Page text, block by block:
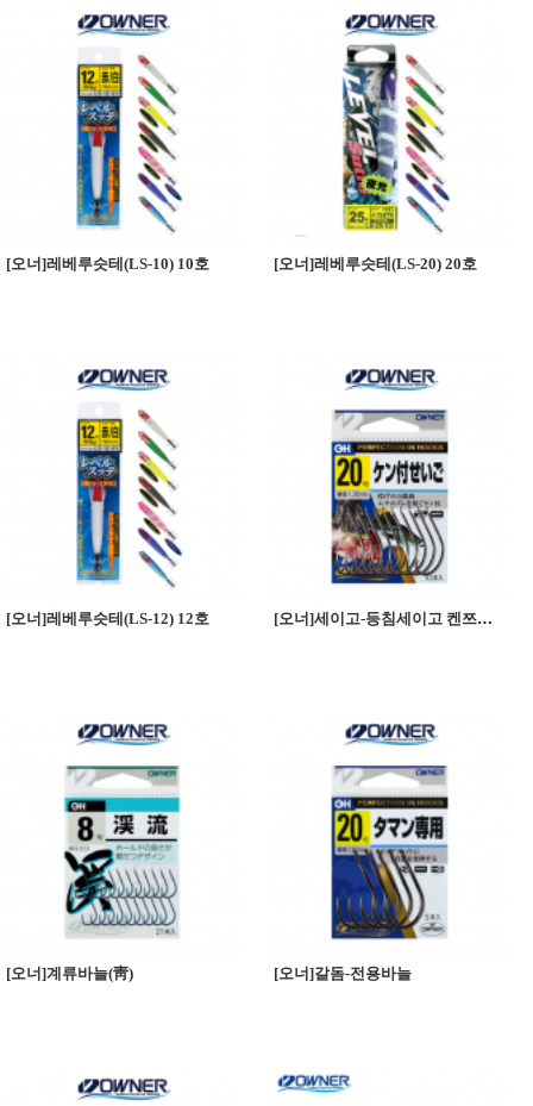
[오너]레베루슷테(LS-10) 10호 [오너]레베루슷테(LS-20) 20호
[오너]레베루슷테(LS-12) 12호 [오너]세이고-등침세이고 켄쯔키세이고 농어바늘
[오너]계류바늘(靑) [오너]갈돔-전용바늘